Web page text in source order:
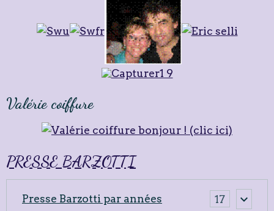
Valérie coiffure
PRESSE BARZOTTI
Presse Barzotti par années 17